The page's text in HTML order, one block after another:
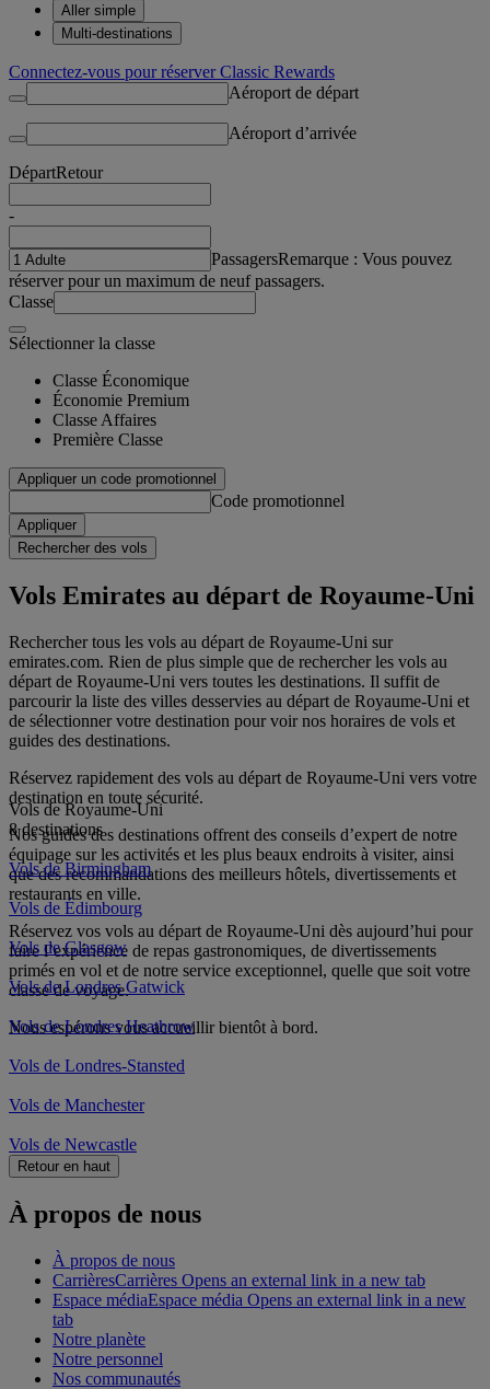
Aller simple
Multi-destinations
Connectez-vous pour réserver Classic Rewards
Aéroport de départ
Aéroport d’arrivée
DépartRetour
-
PassagersRemarque : Vous pouvez
réserver pour un maximum de neuf passagers.
Classe
Sélectionner la classe
Classe Économique
Économie Premium
Classe Affaires
Première Classe
Appliquer un code promotionnel
Code promotionnel
Appliquer
Rechercher des vols
Vols Emirates au départ de Royaume-Uni
Rechercher tous les vols au départ de Royaume-Uni sur
emirates.com. Rien de plus simple que de rechercher les vols au
départ de Royaume-Uni vers toutes les destinations. Il suffit de
parcourir la liste des villes desservies au départ de Royaume-Uni et
de sélectionner votre destination pour voir nos horaires de vols et
guides des destinations.
Réservez rapidement des vols au départ de Royaume-Uni vers votre
destination en toute sécurité.
Nos guides des destinations offrent des conseils d’expert de notre
équipage sur les activités et les plus beaux endroits à visiter, ainsi
que des recommandations des meilleurs hôtels, divertissements et
restaurants en ville.
Réservez vos vols au départ de Royaume-Uni dès aujourd’hui pour
faire l’expérience de repas gastronomiques, de divertissements
primés en vol et de notre service exceptionnel, quelle que soit votre
classe de voyage.
Nous espérons vous accueillir bientôt à bord.
Vols de Royaume-Uni
8 destinations
Vols de Birmingham
Vols de Édimbourg
Vols de Glasgow
Vols de Londres Gatwick
Vols de Londres Heathrow
Vols de Londres-Stansted
Vols de Manchester
Vols de Newcastle
Retour en haut
À propos de nous
À propos de nous
CarrièresCarrières Opens an external link in a new tab
Espace médiaEspace média Opens an external link in a new
tab
Notre planète
Notre personnel
Nos communautés